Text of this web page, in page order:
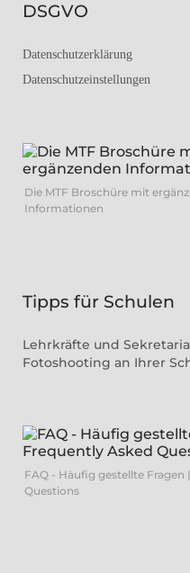
DSGVO
Datenschutzerklärung
Datenschutzeinstellungen
Die MTF Broschüre mit
Informationen
Tipps für Schulen
Lehrkräfte und
Fotoshooting an Ihrer
FAQ - Häufig gestellte Fragen
Questions